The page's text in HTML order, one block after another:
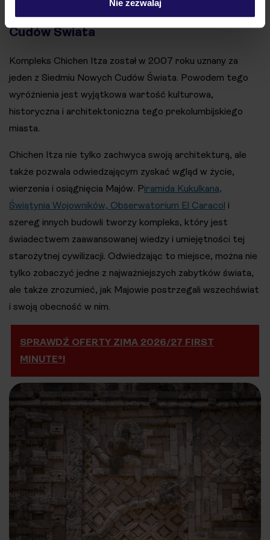
Nie zezwalaj
Chichen Itza jako jeden z Siedmiu Nowych
Cudów Świata
Kompleks Chichen Itza został w 2007 roku uznany za
jeden z Siedmiu Nowych Cudów Świata. Powodem tego
wyróżnienia jest wyjątkowa wartość kulturowa,
historyczna i architektoniczna tego prekolumbijskiego
miasta.
Chichen Itza nie tylko zachwyca swoją architekturą, ale
także pozwala odwiedzającym zyskać wgląd w życie,
wierzenia i osiągnięcia Majów. Piramida Kukulkana,
Świątynia Wojowników, Obserwatorium El Caracol i
szereg innych budowli tworzy kompleks, który jest
świadectwem zaawansowanej wiedzy i umiejętności tej
starożytnej cywilizacji. Odwiedzając to miejsce, można nie
tylko zobaczyć jedne z najważniejszych zabytków świata,
ale także zrozumieć, jak Majowie postrzegali wszechświat
i swoją obecność w nim​.
SPRAWDŹ OFERTY ZIMA 2026/27 FIRST
MINUTE®!